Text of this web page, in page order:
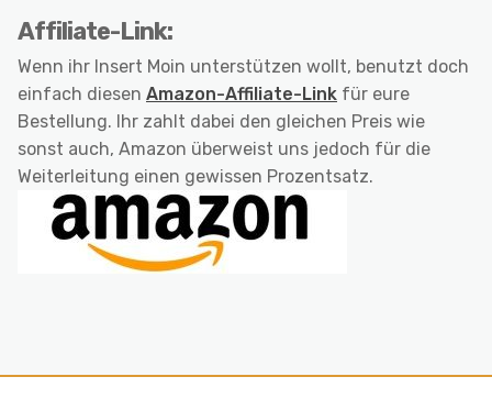
Affiliate-Link:
Wenn ihr Insert Moin unterstützen wollt, benutzt doch
einfach diesen Amazon-Affiliate-Link für eure
Bestellung. Ihr zahlt dabei den gleichen Preis wie
sonst auch, Amazon überweist uns jedoch für die
Weiterleitung einen gewissen Prozentsatz.